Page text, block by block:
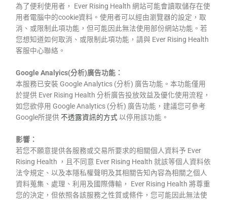
為了便利使用者， Ever Rising Health 網站可能會讀取儲存在使
用者電腦中的cookie資料。使用者可以經由瀏覽器的設定，取
消、或限制此項功能，但可能因此無法使用部份網站功能。若
您想知道如何取消、或限制此項功能，請與 Ever Rising Health
客服中心聯絡。
Google Analyics(分析)廣告功能：
本服務已安裝 Google Analytics (分析) 廣告功能。本功能僅用
於提供 Ever Rising Health 分析廣告投放效益及優化使用流程，
如您欲停用 Google Analytics (分析) 廣告功能，建議您可參考
Google所提供不透露資訊的方式 以停用該功能。
影響：
若您不願意提供各服務或交易所要求的相關個人資料予 Ever
Rising Health ，且不同意 Ever Rising Health 就該等個人資料依
法令規定、以及本隱私權聲明及其相關告知內容為相關之個人
資料蒐集、處理、利用及國際傳輸， Ever Rising Health 將尊重
您的決定，但依照各該服務之性質或條件，您可能因此無法使